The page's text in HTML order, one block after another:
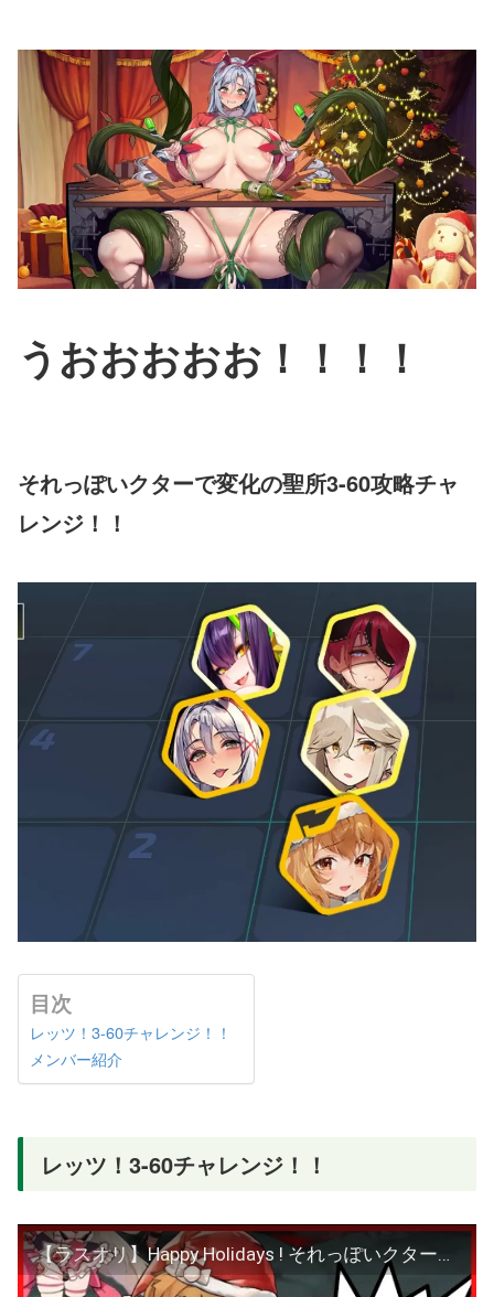
うおおおおお！！！！
それっぽいクターで変化の聖所3-60攻略チャ
レンジ！！
目次
レッツ！3-60チャレンジ！！
メンバー紹介
レッツ！3-60チャレンジ！！
【ラスオリ】Happy Holidays ! それっぽいクターで3-60攻略チャレンジ！！【キルケー/ダッチガール/ポルティーヤ/エキドナ/ポックル】